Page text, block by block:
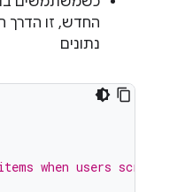
החדש, זו הדרך
נתונים
when users scroll